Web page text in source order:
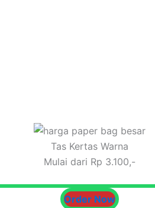
Tas Kertas Warna
Mulai dari Rp 3.100,-
Order Now